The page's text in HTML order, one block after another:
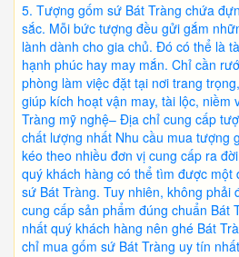
Tượng gốm sứ Bát Tràng chứa
sắc. Mỗi bức tượng đều gửi gắm
lành dành cho gia chủ. Đó có thể là
hạnh phúc hay may mắn. Chỉ cần
phòng làm việc đặt tại nơi trang
giúp kích hoạt vận may, tài lộc,
Tràng mỹ nghệ– Địa chỉ cung cấp
chất lượng nhất Nhu cầu mua tượng
kéo theo nhiều đơn vị cung cấp ra
quý khách hàng có thể tìm được một
sứ Bát Tràng. Tuy nhiên, không phải
cung cấp sản phẩm đúng chuẩn Bát
nhất quý khách hàng nên ghé Bát
chỉ mua gốm sứ Bát Tràng uy tín